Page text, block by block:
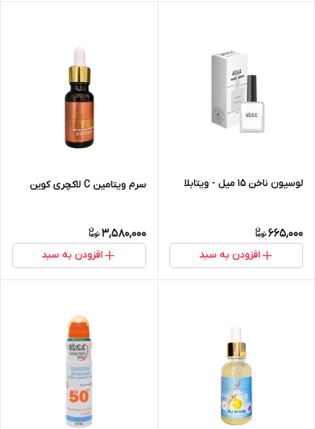
لوسیون ناخن ۱۵ میل - ویتابلا
665,000
افزودن به سبد
سرم ویتامین C لاکچری کوین
3,580,000
افزودن به سبد